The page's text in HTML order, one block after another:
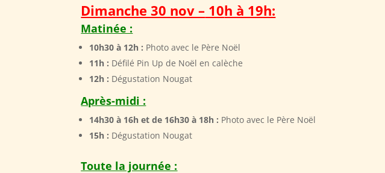
Dimanche 30 nov – 10h à 19h:
Matinée :
10h30 à 12h : Photo avec le Père Noël
11h : Défilé Pin Up de Noël en calèche
12h : Dégustation Nougat
Après-midi :
14h30 à 16h et de 16h30 à 18h : Photo avec le Père Noël
15h : Dégustation Nougat
Toute la journée :